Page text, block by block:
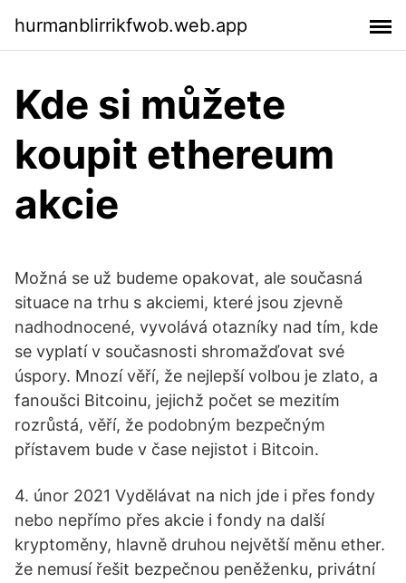
hurmanblirrikfwob.web.app
Kde si můžete
koupit ethereum
akcie
Možná se už budeme opakovat, ale současná
situace na trhu s akciemi, které jsou zjevně
nadhodnocené, vyvolává otazníky nad tím, kde
se vyplatí v současnosti shromažďovat své
úspory. Mnozí věří, že nejlepší volbou je zlato, a
fanoušci Bitcoinu, jejichž počet se mezitím
rozrůstá, věří, že podobným bezpečným
přístavem bude v čase nejistot i Bitcoin.
4. únor 2021 Vydělávat na nich jde i přes fondy
nebo nepřímo přes akcie i fondy na další
kryptoměny, hlavně druhou největší měnu ether.
že nemusí řešit bezpečnou peněženku, privátní